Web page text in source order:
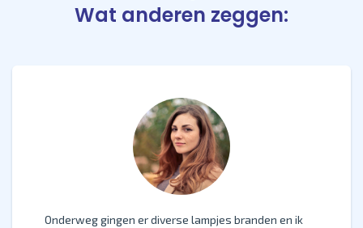
Wat anderen zeggen:
Onderweg gingen er diverse lampjes branden en ik